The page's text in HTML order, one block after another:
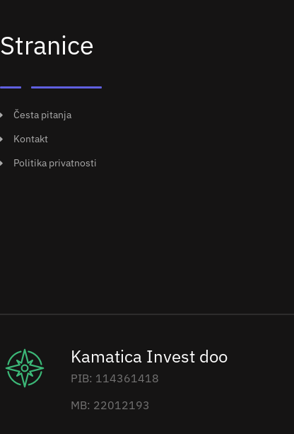
Stranice
Česta pitanja
Kontakt
Politika privatnosti
Kamatica Invest doo
PIB: 114361418
MB: 22012193